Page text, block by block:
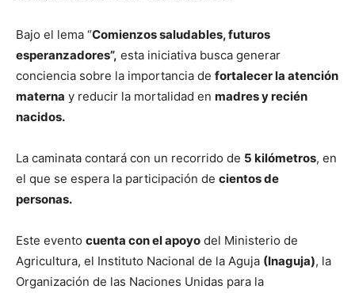
Bajo el lema “Comienzos saludables, futuros
esperanzadores”, esta iniciativa busca generar
conciencia sobre la importancia de fortalecer la atención
materna y reducir la mortalidad en madres y recién
nacidos.
La caminata contará con un recorrido de 5 kilómetros, en
el que se espera la participación de cientos de
personas.
Este evento cuenta con el apoyo del Ministerio de
Agricultura, el Instituto Nacional de la Aguja (Inaguja), la
Organización de las Naciones Unidas para la